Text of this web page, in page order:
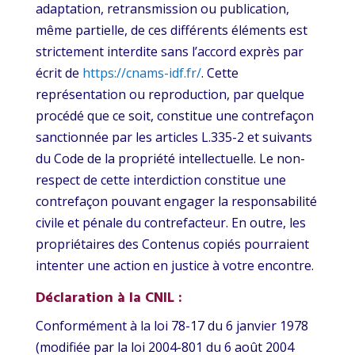
adaptation, retransmission ou publication,
même partielle, de ces différents éléments est
strictement interdite sans l’accord exprès par
écrit de https://cnams-idf.fr/. Cette
représentation ou reproduction, par quelque
procédé que ce soit, constitue une contrefaçon
sanctionnée par les articles L.335-2 et suivants
du Code de la propriété intellectuelle. Le non-
respect de cette interdiction constitue une
contrefaçon pouvant engager la responsabilité
civile et pénale du contrefacteur. En outre, les
propriétaires des Contenus copiés pourraient
intenter une action en justice à votre encontre.
Déclaration à la CNIL :
Conformément à la loi 78-17 du 6 janvier 1978
(modifiée par la loi 2004-801 du 6 août 2004